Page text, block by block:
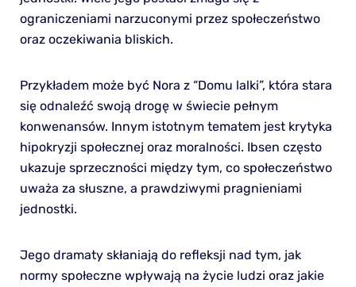
ograniczeniami narzuconymi przez społeczeństwo
oraz oczekiwania bliskich.
Przykładem może być Nora z “Domu lalki”, która stara
się odnaleźć swoją drogę w świecie pełnym
konwenansów. Innym istotnym tematem jest krytyka
hipokryzji społecznej oraz moralności. Ibsen często
ukazuje sprzeczności między tym, co społeczeństwo
uważa za słuszne, a prawdziwymi pragnieniami
jednostki.
Jego dramaty skłaniają do refleksji nad tym, jak
normy społeczne wpływają na życie ludzi oraz jakie